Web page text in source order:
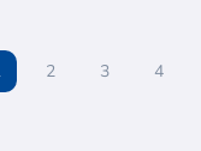
2 3 4